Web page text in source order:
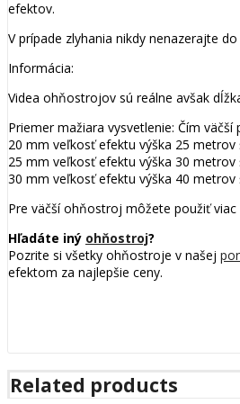
efektov.
V prípade zlyhania nikdy nenazerajte
Informácia:
Videa ohňostrojov sú reálne avšak
Priemer mažiara vysvetlenie: Čím
20 mm veľkosť efektu výška 25
25 mm veľkosť efektu výška 30
30 mm veľkosť efektu výška 40 metrov
Pre väčší ohňostroj môžete použiť
Hľadáte iný ohňostroj?
Pozrite si všetky ohňostroje v našej
efektom za najlepšie ceny.
Related products